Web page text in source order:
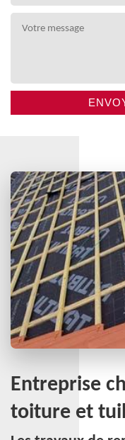
Entreprise
toiture et